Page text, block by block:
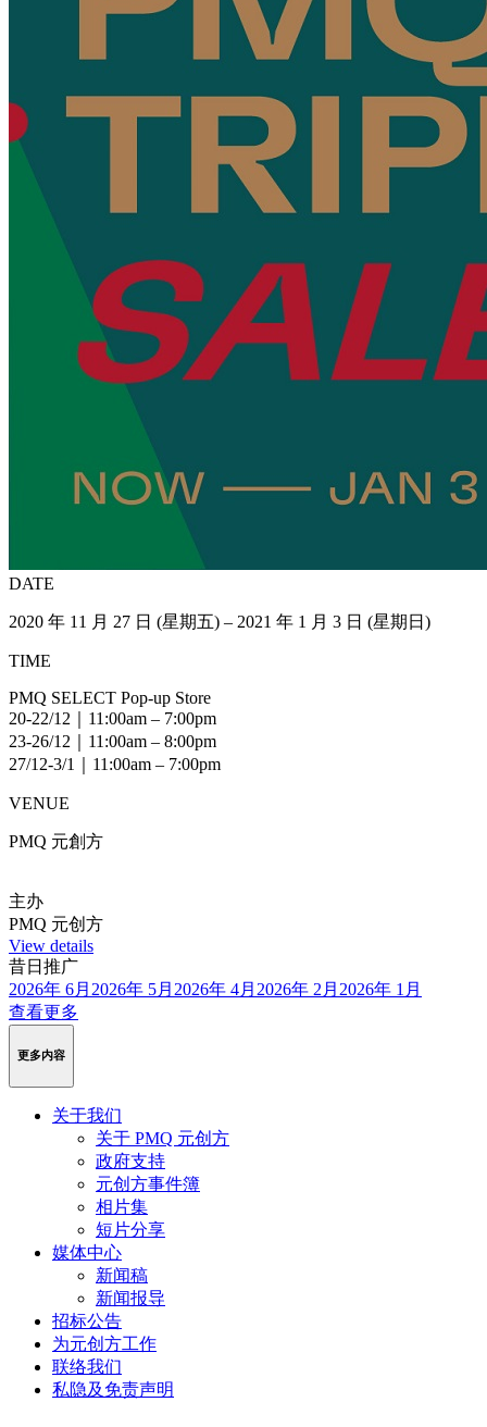
DATE
2020 年 11 月 27 日 (星期五) – 2021 年 1 月 3 日 (星期日)
TIME
PMQ SELECT Pop-up Store
20-22/12｜11:00am – 7:00pm
23-26/12｜11:00am – 8:00pm
27/12-3/1｜11:00am – 7:00pm
VENUE
PMQ 元創方
主办
PMQ 元创方
View details
昔日推广
2026年 6月 2026年 5月 2026年 4月 2026年 2月 2026年 1月
查看更多
更多内容
关于我们
关于 PMQ 元创方
政府支持
元创方事件簿
相片集
短片分享
媒体中心
新闻稿
新闻报导
招标公告
为元创方工作
联络我们
私隐及免责声明